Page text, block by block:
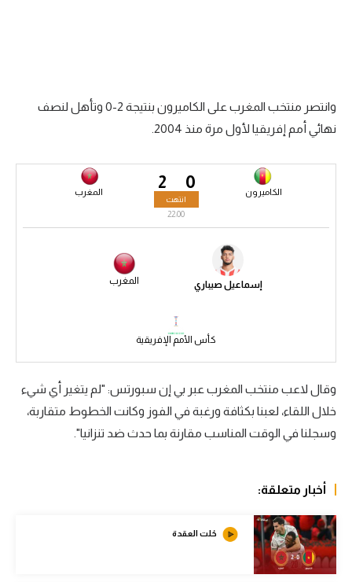
سعودي في الجول
الدوري الإنجليزي
الدوري الإسباني
كرة يد
كرة طائرة
رياضة نسائية
آسيا
وانتصر منتخب المغرب على الكاميرون بنتيجة 2-0 وتأهل لنصف
نهائي أمم إفريقيا لأول مرة منذ 2004.
0 الكاميرون 2 المغرب
انتهت
22:00
إسماعيل صيباري المغرب
كأس الأمم الإفريقية
وقال لاعب منتخب المغرب عبر بي إن سبورتس: "لم يتغير أي شيء
خلال اللقاء، لعبنا بكثافة ورغبة في الفوز وكانت الخطوط متقاربة،
وسجلنا في الوقت المناسب مقارنة بما حدث ضد تنزانيا".
أخبار متعلقة:
حُلت العقدة